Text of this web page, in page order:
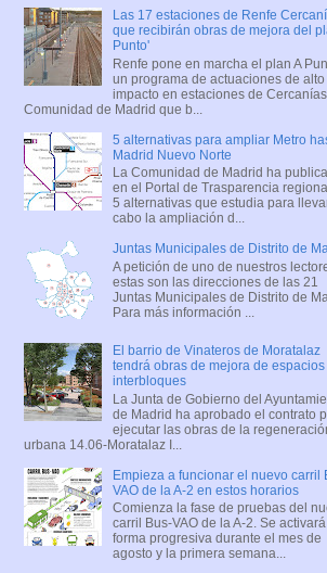
Las 17 estaciones de Renfe
que recibirán obras de mejora del
Punto'
Renfe pone en marcha el plan A
un programa de actuaciones de alto
impacto en estaciones de
Comunidad de Madrid que b...
5 alternativas para ampliar Metro
Madrid Nuevo Norte
La Comunidad de Madrid ha
en el Portal de Trasparencia
5 alternativas que estudia para
cabo la ampliación d...
Juntas Municipales de Distrito de
A petición de uno de nuestros
estas son las direcciones de las 21
Juntas Municipales de Distrito de
Para más información ...
El barrio de Vinateros de Moratalaz
tendrá obras de mejora de espacios
interbloques
La Junta de Gobierno del
de Madrid ha aprobado el contrato
ejecutar las obras de la
urbana 14.06-Moratalaz I...
Empieza a funcionar el nuevo carril
VAO de la A-2 en estos horarios
Comienza la fase de pruebas del
carril Bus-VAO de la A-2. Se
forma progresiva durante el mes de
agosto y la primera semana...